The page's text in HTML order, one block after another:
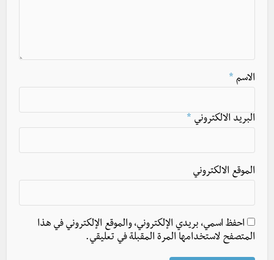
الاسم *
البريد الالكتروني *
الموقع الالكتروني
احفظ اسمي، بريدي الإلكتروني، والموقع الإلكتروني في هذا
المتصفح لاستخدامها المرة المقبلة في تعليقي.